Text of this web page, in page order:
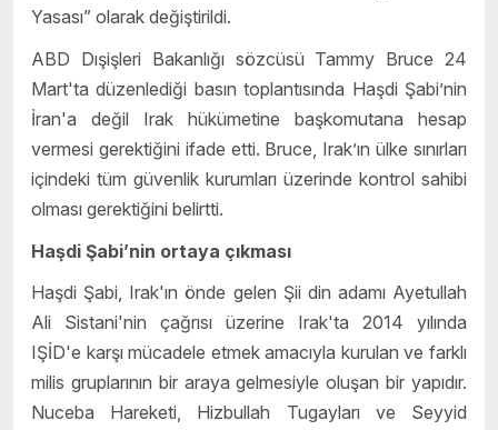
Yasası” olarak değiştirildi.
ABD Dışişleri Bakanlığı sözcüsü Tammy Bruce 24
Mart'ta düzenlediği basın toplantısında Haşdi Şabi’nin
İran'a değil Irak hükümetine başkomutana hesap
vermesi gerektiğini ifade etti. Bruce, Irak’ın ülke sınırları
içindeki tüm güvenlik kurumları üzerinde kontrol sahibi
olması gerektiğini belirtti.
Haşdi Şabi’nin ortaya çıkması
Haşdi Şabi, Irak'ın önde gelen Şii din adamı Ayetullah
Ali Sistani'nin çağrısı üzerine Irak'ta 2014 yılında
IŞİD'e karşı mücadele etmek amacıyla kurulan ve farklı
milis gruplarının bir araya gelmesiyle oluşan bir yapıdır.
Nuceba Hareketi, Hizbullah Tugayları ve Seyyid